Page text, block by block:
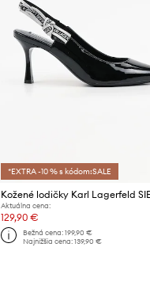
*EXTRA -10 % s kódom:SALE
Kožené lodičky Karl Lagerfeld
Aktuálna cena:
129,90 €
Bežná cena: 199,90 €
Najnižšia cena: 139,90 €